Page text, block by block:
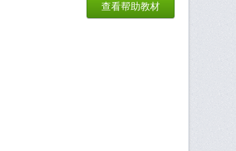
查看帮助教材